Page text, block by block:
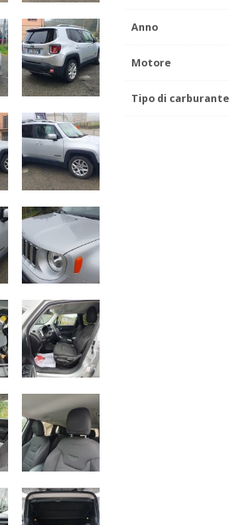
Anno
Motore
Tipo di carburante